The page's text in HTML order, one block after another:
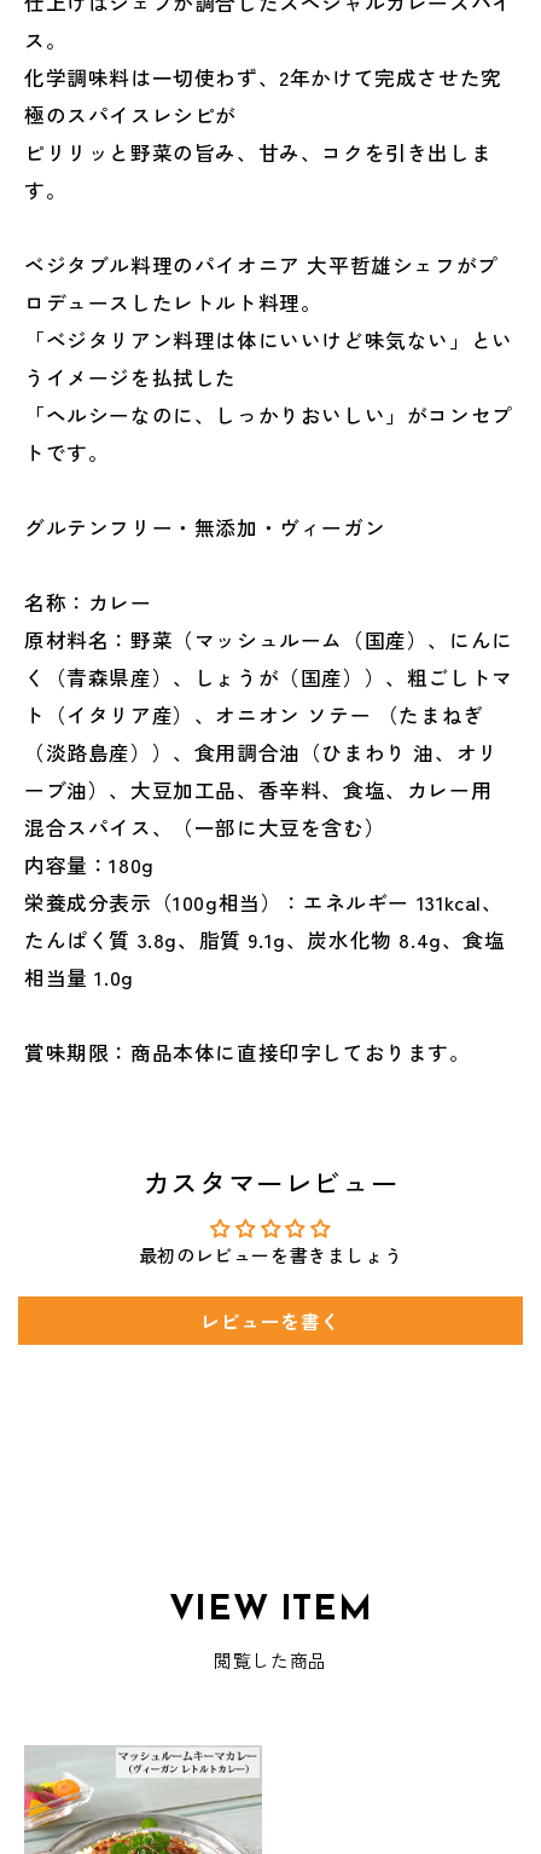
ス。
化学調味料は一切使わず、2年かけて完成させた究
極のスパイスレシピが
ピリリッと野菜の旨み、甘み、コクを引き出しま
す。
ベジタブル料理のパイオニア 大平哲雄シェフがプ
ロデュースしたレトルト料理。
「ベジタリアン料理は体にいいけど味気ない」とい
うイメージを払拭した
「ヘルシーなのに、しっかりおいしい」がコンセプ
トです。
グルテンフリー・無添加・ヴィーガン
名称：カレー
原材料名：野菜（マッシュルーム（国産）、にんに
く（青森県産）、しょうが（国産））、粗ごしトマ
ト（イタリア産）、オニオン ソテー （たまねぎ
（淡路島産））、食用調合油（ひまわり 油、オリ
ーブ油）、大豆加工品、香辛料、食塩、カレー用
混合スパイス、（一部に大豆を含む）
内容量：180g
栄養成分表示（100g相当）：エネルギー 131kcal、
たんぱく質 3.8g、脂質 9.1g、炭水化物 8.4g、食塩
相当量 1.0g
賞味期限：商品本体に直接印字しております。
カスタマーレビュー
最初のレビューを書きましょう
レビューを書く
VIEW ITEM
閲覧した商品